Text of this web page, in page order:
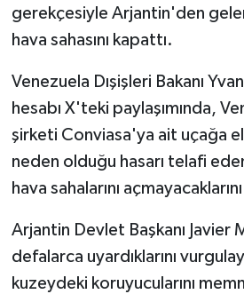
gerekçesiyle Arjantin'den
hava sahasını kapattı.
Venezuela Dışişleri Bakanı
hesabı X'teki paylaşımında,
şirketi Conviasa'ya ait uçağa el
neden olduğu hasarı telafi
hava sahalarını
Arjantin Devlet Başkanı Javier
defalarca uyardıklarını
kuzeydeki koruyucularını